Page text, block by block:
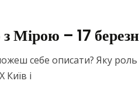
Мірою – 17
себе описати? Яку
Київ і